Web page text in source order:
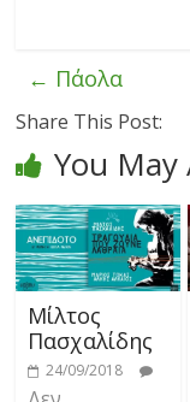
← Πάολα
Share This Post:
You May
Μίλτος
Πασχαλίδης
24/09/2018